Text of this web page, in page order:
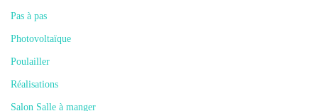
Pas à pas
Photovoltaïque
Poulailler
Réalisations
Salon Salle à manger